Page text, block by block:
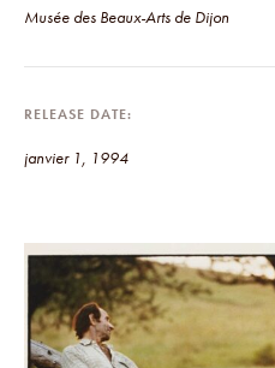
Musée des Beaux-Arts de Dijon
RELEASE DATE
janvier 1, 1994